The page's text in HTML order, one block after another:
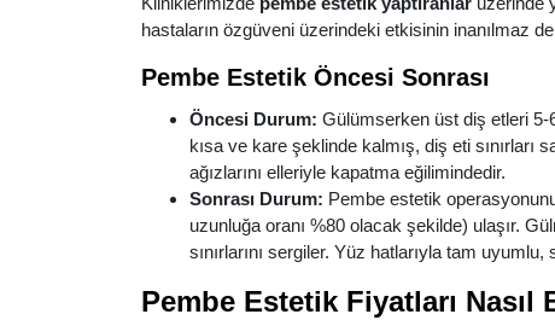
hastaların özgüveni üzerindeki etkisinin inanılmaz
Pembe Estetik Öncesi Sonrası
Öncesi Durum: Gülümserken üst diş etleri
kısa ve kare şeklinde kalmış, diş eti
ağızlarını elleriyle kapatma eğilimindedir.
Sonrası Durum: Pembe estetik
uzunluğa oranı %80 olacak şekilde) ulaşır.
sınırlarını sergiler. Yüz hatlarıyla tam
Pembe Estetik Fiyatları Nasıl